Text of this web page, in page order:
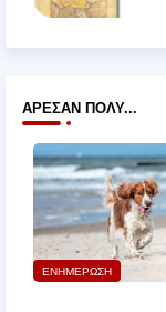
ΆΡΕΣΑΝ ΠΟΛΎ...
ΕΝΗΜΕΡΩΣΗ